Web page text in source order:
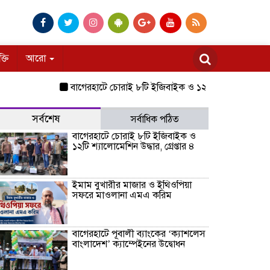
আরো
বাগেরহাটে চোরাই ৮টি ইজিবাইক ও ১২টি শ্যালোমেশিন উদ্ধার,
সর্বশেষ
সর্বাধিক পঠিত
বাগেরহাটে চোরাই ৮টি ইজিবাইক ও
১২টি শ্যালোমেশিন উদ্ধার, গ্রেপ্তার ৪
ইমাম বুখারীর মাজার ও ইথিওপিয়া
সফরে মাওলানা এমএ করিম
বাগেরহাটে পূবালী ব্যাংকের ‘ক্যাশলেস
বাংলাদেশ’ ক্যাম্পেইনের উদ্বোধন